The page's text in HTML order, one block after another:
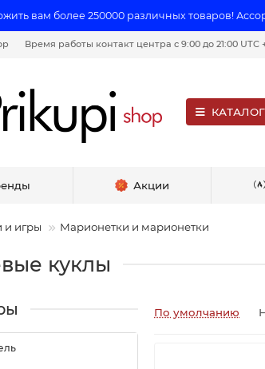
вам более 250000 различных товаров!
Время работы контакт центра с 9:00 до 21:00 UTC
Акции
и игры Марионетки и марионетки
куклы
По умолчанию